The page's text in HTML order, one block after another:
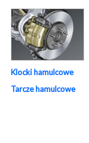
Klocki hamulcowe
Tarcze hamulcowe